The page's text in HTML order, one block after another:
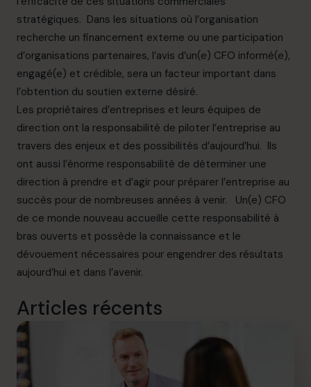
stratégiques. Dans les situations où l’organisation
recherche un financement externe ou une participation
d’organisations partenaires, l’avis d’un(e) CFO informé(e),
engagé(e) et crédible, sera un facteur important dans
l’obtention du soutien externe désiré.
Les propriétaires d’entreprises et leurs équipes de
direction ont la responsabilité de piloter l’entreprise au
travers des enjeux et des possibilités d’aujourd’hui. Ils
ont aussi l’énorme responsabilité de déterminer une
direction à prendre et d’agir pour préparer l’entreprise au
succès pour de nombreuses années à venir. Un(e) CFO
de ce monde nouveau accueille cette responsabilité à
bras ouverts et possède la connaissance et le
dévouement nécessaires pour engendrer des résultats
aujourd’hui et dans l’avenir.
Articles récents